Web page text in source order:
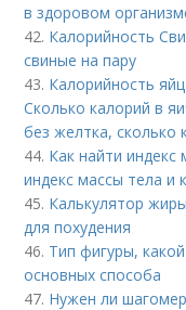
в здоровом
42. Калорийность
свиные на пару
43. Калорийность
Сколько калорий в
без желтка, сколько
44. Как найти индекс
индекс массы тела и
45. Калькулятор
для похудения
46. Тип фигуры,
основных способа
47. Нужен ли